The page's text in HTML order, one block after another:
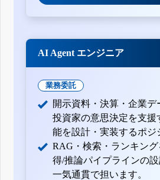
AI Agent エンジニア
業務委託
開示資料・決算・企業デ
投資家の意思決定を支援
能を設計・実装するポジ
RAG・検索・ランキン
得/推論パイプラインの
一気通貫で担います。